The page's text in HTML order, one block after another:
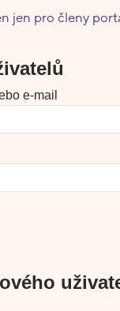
jen pro členy
e-mail